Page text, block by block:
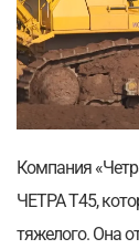
Компания
ЧЕТРА Т45,
тяжелого. Она